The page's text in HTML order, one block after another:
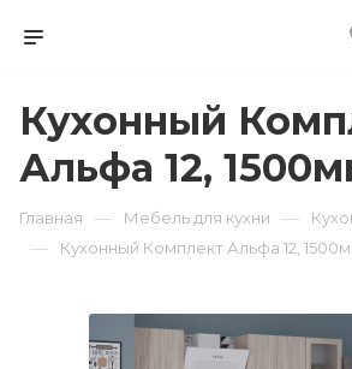
Кухонный
Альфа 12,
Главная — Мебель для кухни —
— Кухонный Комплект Альфа 12,